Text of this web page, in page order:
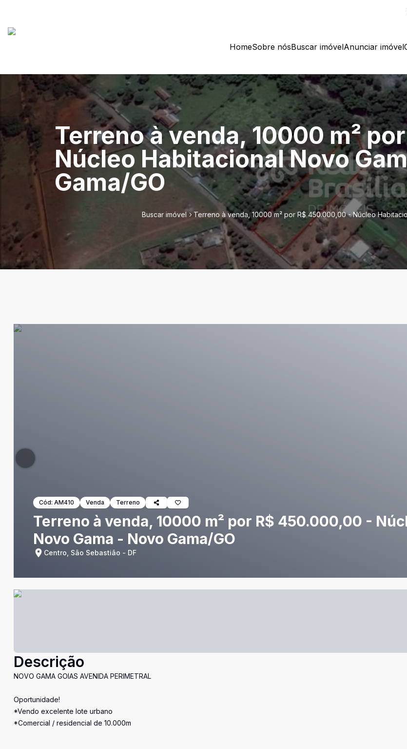
HomeSobre nósBuscar imóvelAnunciar imóvel
Terreno à venda, 10000 m²
Núcleo Habitacional Novo
Gama/GO
Buscar imóvel Terreno à venda, 10000 m² por R$ 450.000,00 - Núcleo
Cód: AM410 Venda Terreno
Terreno à venda, 10000 m² por R$ 450.000,00 -
Novo Gama - Novo Gama/GO
Centro, São Sebastião - DF
Descrição
NOVO GAMA GOIAS AVENIDA PERIMETRAL
Oportunidade!
*Vendo excelente lote urbano
*Comercial / residencial de 10.000m